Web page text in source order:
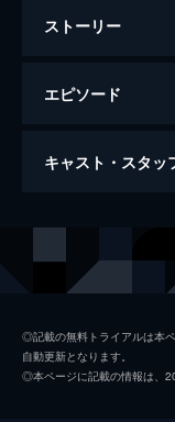
ストーリー
エピソード
リリアン・ギッシュ
キャスト・スタッ
音楽
◎記載の無料トライアルは本
自動更新となります。
◎本ページに記載の情報は、